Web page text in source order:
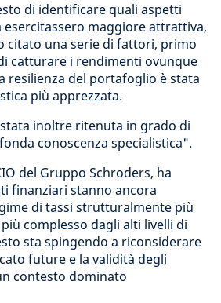
di identificare quali aspetti
esercitassero maggiore attrattiva,
citato una serie di fattori, primo
catturare i rendimenti ovunque
resilienza del portafoglio è stata
più apprezzata.
inoltre ritenuta in grado di
conoscenza specialistica".
del Gruppo Schroders, ha
finanziari stanno ancora
di tassi strutturalmente più
complesso dagli alti livelli di
sta spingendo a riconsiderare
future e la validità degli
contesto dominato